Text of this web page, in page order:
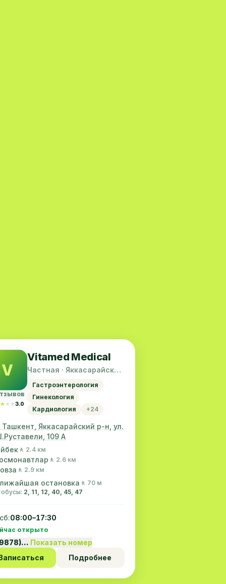
V
3.0
Vitamed Medical
Частная · Яккасарайский
Гастроэнтерология
Гинекология
Кардиология
+24
Ташкент, Яккасарайский р-н, ул.
109 А
🚶 2.4 км
🚶 2.6 км
🚶 2.9 км
остановка 🚶 70 м
2, 11, 12, 40, 45, 47
08:00–17:30
открыто
Показать номер
Подробнее